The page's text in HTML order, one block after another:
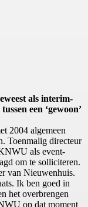
als interim-
een ‘gewoon’
2004 algemeen
Toenmalig directeur
als event-
om te solliciteren.
van Nieuwenhuis.
Ik ben goed in
het overbrengen
op dat moment